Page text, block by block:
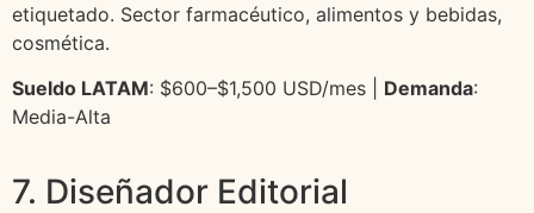
etiquetado. Sector farmacéutico, alimentos y bebidas,
cosmética.
Sueldo LATAM: $600–$1,500 USD/mes | Demanda:
Media-Alta
7. Diseñador Editorial